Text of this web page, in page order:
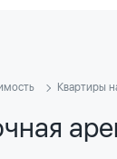
Квартиры